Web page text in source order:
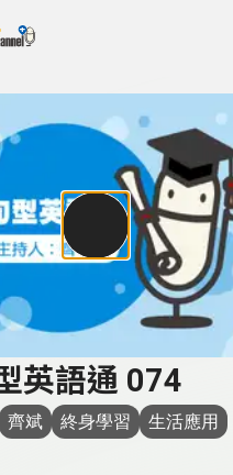
入節目名稱、主持人或關
英語通 074
齊斌 終身學習
生活應用